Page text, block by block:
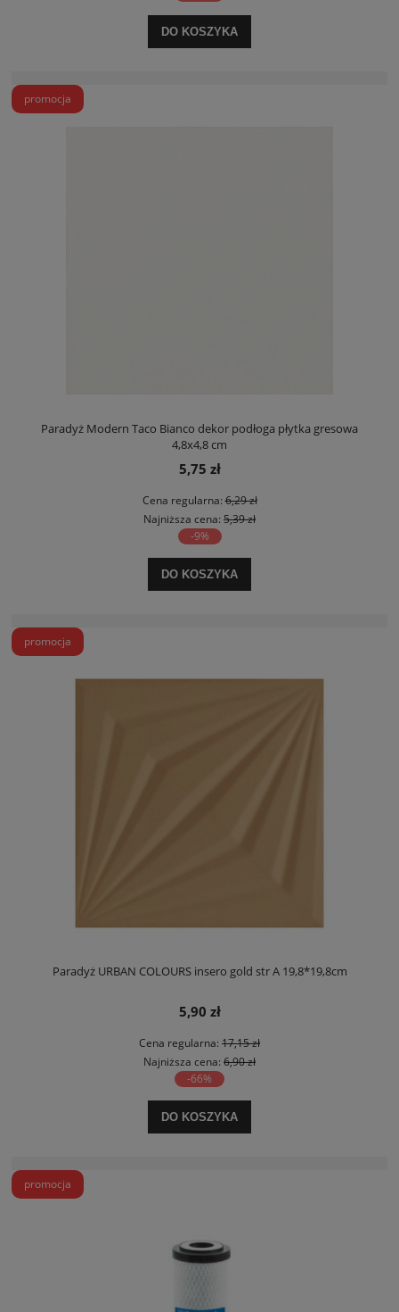
DO KOSZYKA
Paradyż Modern Taco Bianco dekor podłoga płytka gresowa
4,8x4,8 cm
5,75 zł
Cena regularna:6,29 zł
Najniższa cena: 5,39 zł
-9%
DO KOSZYKA
promocja
Paradyż URBAN COLOURS insero gold str A 19,8*19,8cm
5,90 zł
Cena regularna: 17,15 zł
Najniższa cena: 6,90 zł
-66%
DO KOSZYKA
promocja
promocja